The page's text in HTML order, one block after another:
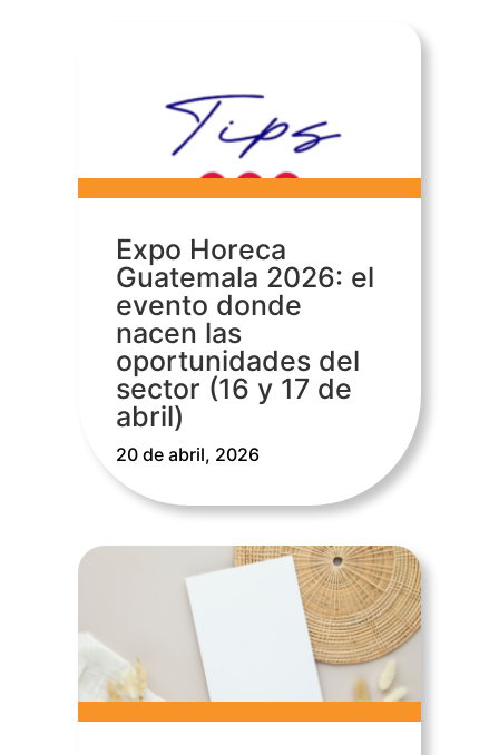
Expo Horeca
Guatemala 2026: el
evento donde
nacen las
oportunidades del
sector (16 y 17 de
abril)
20 de abril, 2026